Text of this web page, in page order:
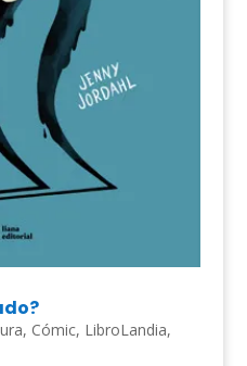
, Cómic, LibroLandia,